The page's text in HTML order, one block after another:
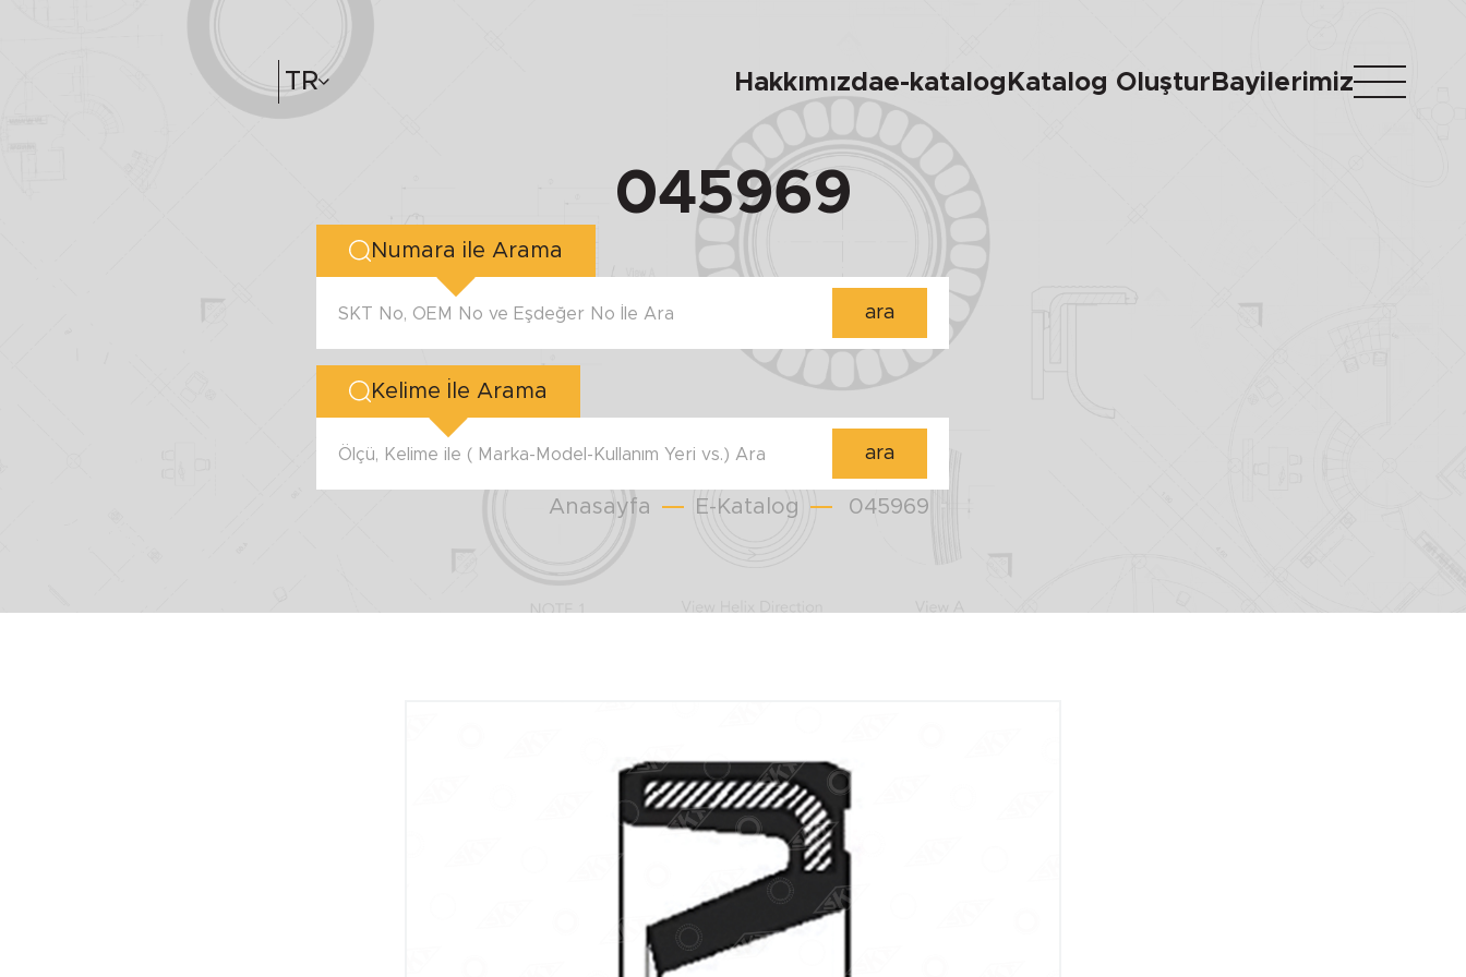
TR Hakkımızdae-katalog Katalog Oluştur Bayilerimiz
045969
Numara ile Arama
SKT No, OEM No ve Eşdeğer No İle Ara ara
Kelime İle Arama
Ölçü, Kelime ile ( Marka-Model-Kullanım Yeri vs.) Ara ara
Anasayfa E-Katalog 045969